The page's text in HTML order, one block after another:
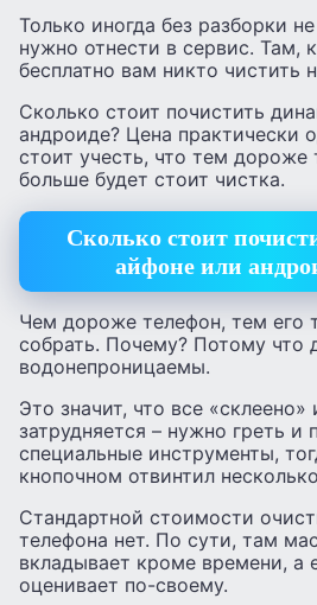
Только иногда без разборки
нужно отнести в сервис. Там,
бесплатно вам никто чистить
Сколько стоит почистить
андроиде? Цена практически
стоит учесть, что тем дороже
больше будет стоит чистка.
Сколько стоит
айфоне или
Чем дороже телефон, тем его
собрать. Почему? Потому что
водонепроницаемы.
Это значит, что все
затрудняется – нужно греть и
специальные инструменты,
кнопочном отвинтил
Стандартной стоимости
телефона нет. По сути, там
вкладывает кроме времени, а
оценивает по-своему.